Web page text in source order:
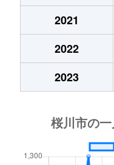
2021
2022
2023